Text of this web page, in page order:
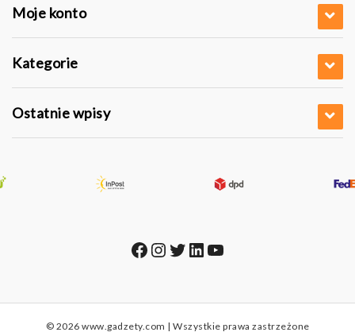
Moje konto
Kategorie
Ostatnie wpisy
Facebook
Instagram
Twitter
LinkedIn
YouTube
© 2026 www.gadzety.com | Wszystkie prawa zastrzeżone